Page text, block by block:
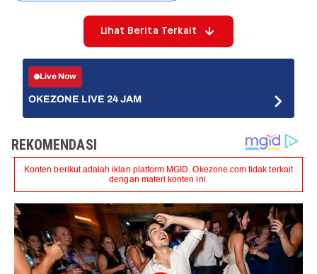
Lihat Berita Terkait
Live Now
OKEZONE LIVE 24 JAM